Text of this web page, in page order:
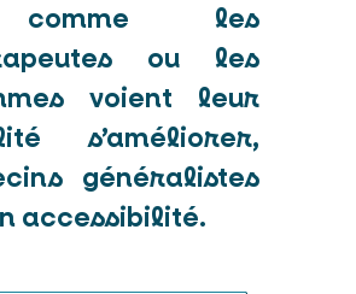
les
ou les
voient leur
s’améliorer,
généralistes
accessibilité.